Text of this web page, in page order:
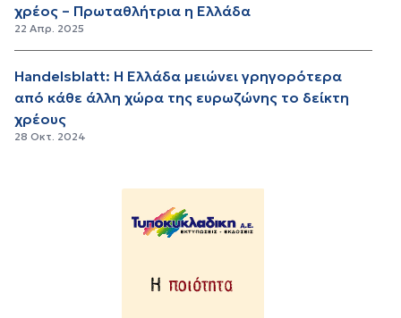
χρέος – Πρωταθλήτρια η Ελλάδα
22 Απρ. 2025
Handelsblatt: Η Ελλάδα μειώνει γρηγορότερα
από κάθε άλλη χώρα της ευρωζώνης το δείκτη
χρέους
28 Οκτ. 2024